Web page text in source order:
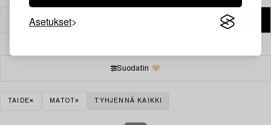
Asetukset
Suodatin
TAIDE MATOT TYHJENNÄ KAIKKI